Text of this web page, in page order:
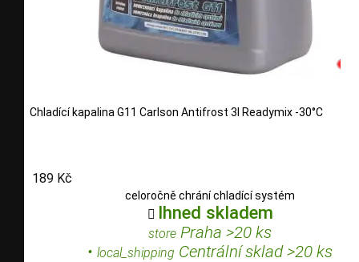
Chladící kapalina G11 Carlson Antifrost 3l Readymix -30°C
189 Kč
celoročně chrání chladící systém
 Ihned skladem
store Praha >20 ks
• local_shipping Centrální sklad >20 ks